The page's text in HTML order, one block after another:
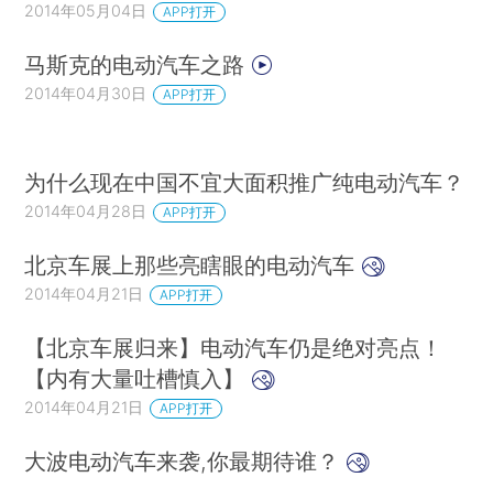
2014年05月04日 APP打开
马斯克的电动汽车之路
2014年04月30日 APP打开
为什么现在中国不宜大面积推广纯电动汽车？
2014年04月28日 APP打开
北京车展上那些亮瞎眼的电动汽车
2014年04月21日 APP打开
【北京车展归来】电动汽车仍是绝对亮点！
【内有大量吐槽慎入】
2014年04月21日 APP打开
大波电动汽车来袭,你最期待谁？